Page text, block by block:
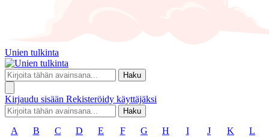
Unien tulkinta
Haku
Kirjaudu sisään Rekisteröidy käyttäjäksi
Haku
A B C D E F G H I J K L